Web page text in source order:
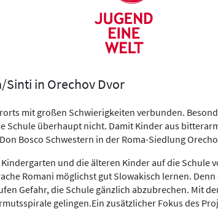
in Orechov Dvor
mit großen Schwierigkeiten verbunden.
Schule überhaupt nicht. Damit Kinder aus
Bosco Schwestern in der Roma-Siedlung
und die älteren Kinder auf die Schule
Romani möglichst gut Slowakisch lernen.
Gefahr, die Schule gänzlich abzubrechen. Mit
gelingen.Ein zusätzlicher Fokus des